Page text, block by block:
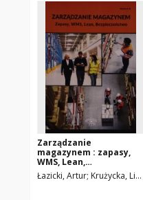
Zarządzanie
magazynem : zapasy,
WMS, Lean,
bezpieczeństwo
Łazicki, Artur Krużycka, Lidia